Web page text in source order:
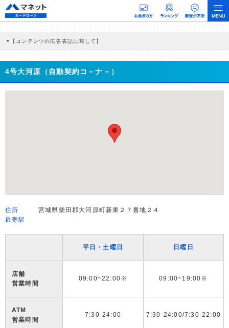
【コンテンツの広告表記に関して】
商品を根拠なくPRするものではなく、当編集部の調査／ユーザーへの口コミ収集な
どに基づき、公平性を担保した情報提供を行っています。
>提携企業一覧
4号大河原（自動契約コ－ナ－）
住所
宮城県柴田郡大河原町新東２７番地２４
最寄駅
平日・土曜日 日曜日
店舗
営業時間
09:00~22:00※ 09:00~19:00※
ATM
営業時間
7:30-24:00 7:30-24:00/7:30-22:00